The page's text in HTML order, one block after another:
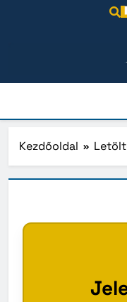
Kezdőoldal